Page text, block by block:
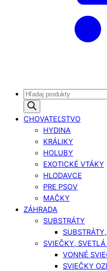
Products
search
CHOVATEĽSTVO
HYDINA
KRÁLIKY
HOLUBY
EXOTICKÉ VTÁKY
HLODAVCE
PRE PSOV
MAČKY
ZÁHRADA
SUBSTRÁTY
SVIEČKY,
VONNÉ
SVIEČKY